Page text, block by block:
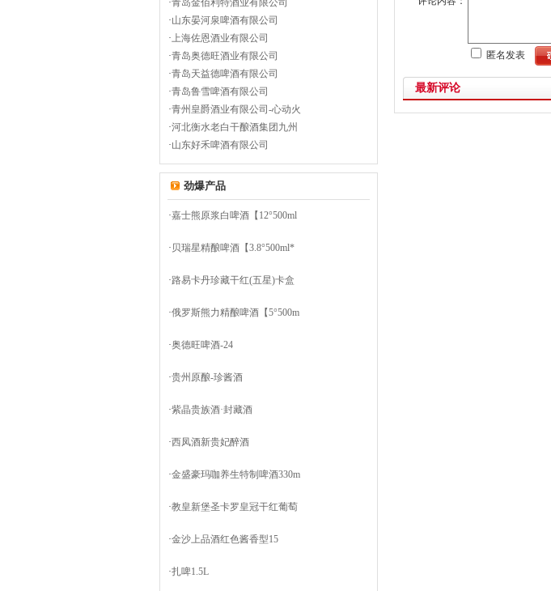
·青岛金佰利特酒业有限公司
·山东晏河泉啤酒有限公司
·上海佐恩酒业有限公司
·青岛奥德旺酒业有限公司
·青岛天益德啤酒有限公司
·青岛鲁雪啤酒有限公司
·青州皇爵酒业有限公司-心动火
·河北衡水老白干酿酒集团九州
·山东好禾啤酒有限公司
劲爆产品
·嘉士熊原浆白啤酒【12°500ml
· 贝瑞星精酿啤酒【3.8°500ml*
·路易卡丹珍藏干红(五星)卡盒
·俄罗斯熊力精酿啤酒【5°500m
·奥德旺啤酒-24
·贵州原酿-珍酱酒
·紫晶贵族酒·封藏酒
·西凤酒新贵妃醉酒
·金盛豪玛咖养生特制啤酒330m
·教皇新堡圣卡罗皇冠干红葡萄
·金沙上品酒红色酱香型15
·扎啤1.5L
匿名发表
最新评论